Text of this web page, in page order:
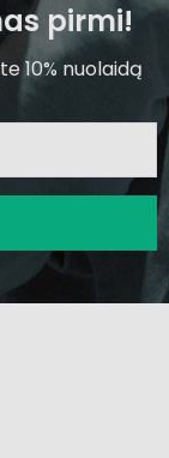
pirmi!
10% nuolaidą